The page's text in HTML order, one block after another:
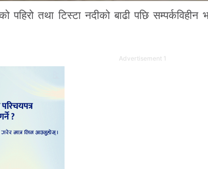
पहिरो तथा टिस्टा नदीको बाढी पछि
Advertisement 1